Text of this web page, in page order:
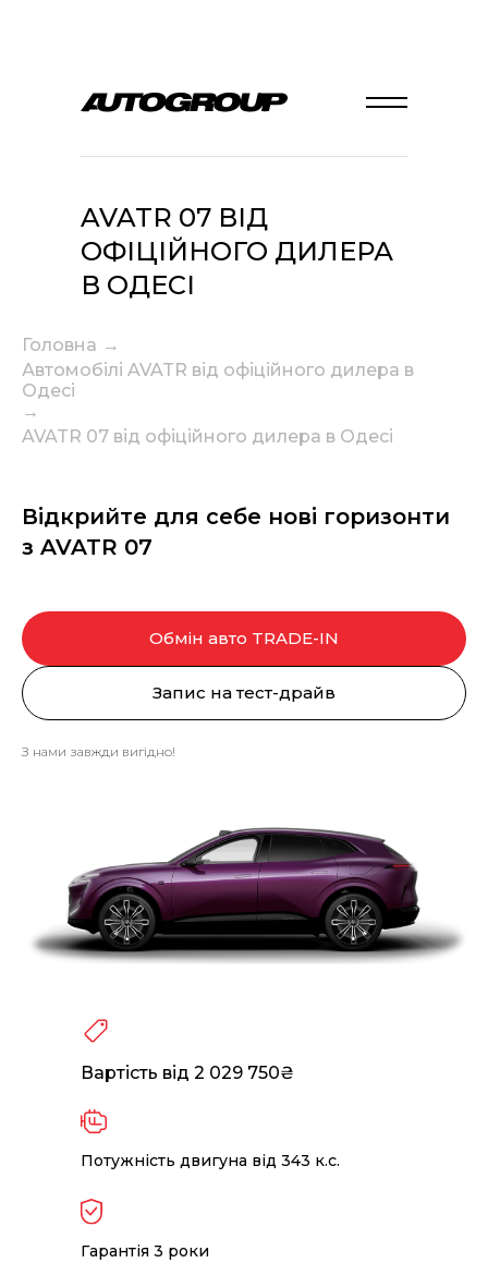
AVATR 07 ВІД
ОФІЦІЙНОГО ДИЛЕРА
В ОДЕСІ
Головна →
Автомобілі AVATR від офіційного дилера в
Одесі
→
AVATR 07 від офіційного дилера в Одесі
Відкрийте для себе нові горизонти
з AVATR 07
Обмін авто TRADE-IN
Запис на тест-драйв
З нами завжди вигідно!
Вартість від 2 029 750₴
Потужність двигуна від 343 к.с.
Гарантія 3 роки